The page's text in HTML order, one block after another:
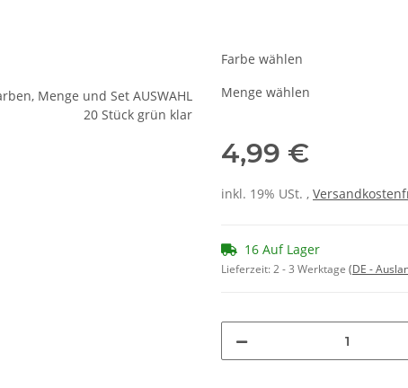
Farbe wählen
Menge wählen
4,99 €
inkl. 19% USt. ,
16 Auf Lager
Lieferzeit:2 - 3 Werktage (DE -